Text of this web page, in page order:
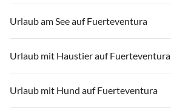
Urlaub am See auf Fuerteventura
Urlaub mit Haustier auf Fuerteventura
Urlaub mit Hund auf Fuerteventura